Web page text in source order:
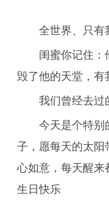
全世界、只有
闺蜜你记住：
毁了他的天堂，有
我们曾经去过
今天是个特别
子，愿每天的太阳
心如意，每天醒来
生日快乐